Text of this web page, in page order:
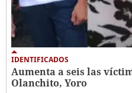
IDENTIFICADOS
Aumenta a seis las
Olanchito, Yoro